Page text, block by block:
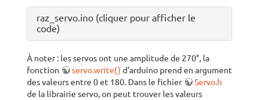
raz_servo.ino (cliquer pour afficher le
code)
À noter : les servos ont une amplitude de 270°, la
fonction
servo.write() d'arduino prend en argument
des valeurs entre 0 et 180. Dans le fichier
Servo.h
de la librairie servo, on peut trouver les valeurs